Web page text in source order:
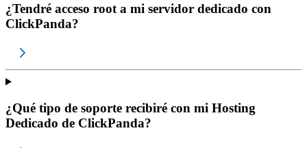
¿Tendré acceso root a mi servidor dedicado con
ClickPanda?
¿Qué tipo de soporte recibiré con mi Hosting
Dedicado de ClickPanda?